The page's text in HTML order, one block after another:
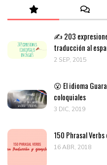
✍️ 203
traducción al
2 SEP, 2015
😮 El idioma
coloquiales
3 DIC, 2019
150 Phrasal
16 ABR, 2018